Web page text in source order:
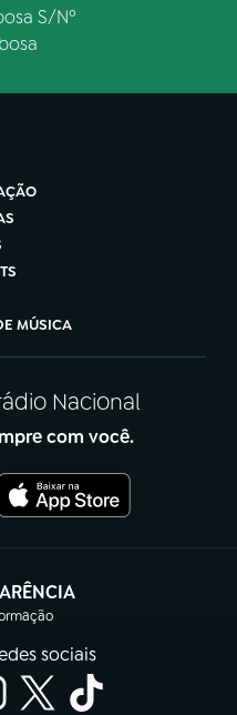
S/Nº
MÚSICA
Nacional
com você.
em nova aba)
sociais